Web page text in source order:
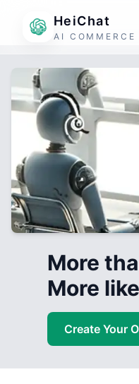
HeiChat
AI COMMERCE
More
More
Create Your